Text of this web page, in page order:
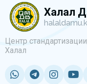
Халал
Центр
Халал